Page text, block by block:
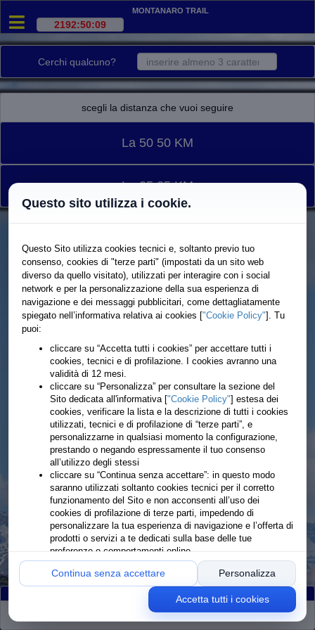
Montanaro Trail
Cerchi qualcuno?
scegli la distanza che vuoi seguire
La 50 50 KM
La 25 25 KM
:112 Ritirati:7 Rimanenti:0
Questo sito utilizza i cookie.
Questo Sito utilizza cookies tecnici e, soltanto previo tuo
consenso, cookies di "terze parti" (impostati da un sito web
diverso da quello visitato), utilizzati per interagire con i social
network e per la personalizzazione della sua esperienza di
navigazione e dei messaggi pubblicitari, come dettagliatamente
spiegato nell’informativa relativa ai cookies ["Cookie Policy"]. Tu
puoi:
cliccare su “Accetta tutti i cookies” per accettare tutti i
cookies, tecnici e di profilazione. I cookies avranno una
validità di 12 mesi.
cliccare su “Personalizza” per consultare la sezione del
Sito dedicata all'informativa ["Cookie Policy"] estesa dei
cookies, verificare la lista e la descrizione di tutti i cookies
utilizzati, tecnici e di profilazione di “terze parti”, e
personalizzarne in qualsiasi momento la configurazione,
prestando o negando espressamente il tuo consenso
all’utilizzo degli stessi
cliccare su “Continua senza accettare”: in questo modo
saranno utilizzati soltanto cookies tecnici per il corretto
funzionamento del Sito e non acconsenti all’uso dei
cookies di profilazione di terze parti, impedendo di
personalizzare la tua esperienza di navigazione e l’offerta di
prodotti o servizi a te dedicati sulla base delle tue
preferenze o comportamenti online
Continua senza accettare Personalizza
Accetta tutti i cookies